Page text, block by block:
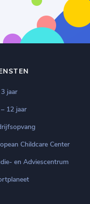
jaar
12 jaar
Childcare Center
en Adviescentrum